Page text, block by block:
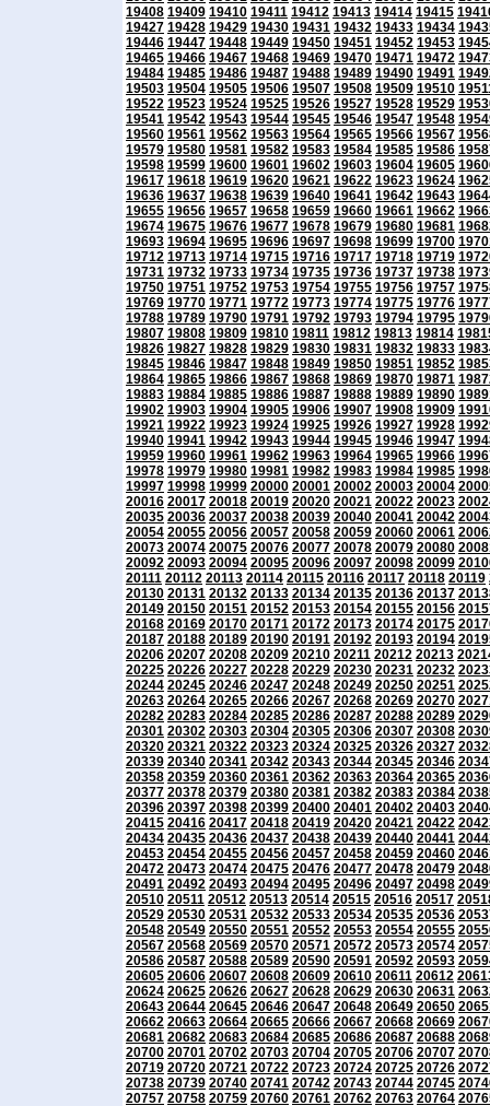
19408 19409 19410 19411 19412 19413 19414 19415
19427 19428 19429 19430 19431 19432 19433 19434
19446 19447 19448 19449 19450 19451 19452 19453
19465 19466 19467 19468 19469 19470 19471 19472
19484 19485 19486 19487 19488 19489 19490 19491
19503 19504 19505 19506 19507 19508 19509 19510
19522 19523 19524 19525 19526 19527 19528 19529
19541 19542 19543 19544 19545 19546 19547 19548
19560 19561 19562 19563 19564 19565 19566 19567
19579 19580 19581 19582 19583 19584 19585 19586
19598 19599 19600 19601 19602 19603 19604 19605
19617 19618 19619 19620 19621 19622 19623 19624
19636 19637 19638 19639 19640 19641 19642 19643
19655 19656 19657 19658 19659 19660 19661 19662
19674 19675 19676 19677 19678 19679 19680 19681
19693 19694 19695 19696 19697 19698 19699 19700
19712 19713 19714 19715 19716 19717 19718 19719
19731 19732 19733 19734 19735 19736 19737 19738
19750 19751 19752 19753 19754 19755 19756 19757
19769 19770 19771 19772 19773 19774 19775 19776
19788 19789 19790 19791 19792 19793 19794 19795
19807 19808 19809 19810 19811 19812 19813 19814
19826 19827 19828 19829 19830 19831 19832 19833
19845 19846 19847 19848 19849 19850 19851 19852
19864 19865 19866 19867 19868 19869 19870 19871
19883 19884 19885 19886 19887 19888 19889 19890
19902 19903 19904 19905 19906 19907 19908 19909
19921 19922 19923 19924 19925 19926 19927 19928
19940 19941 19942 19943 19944 19945 19946 19947
19959 19960 19961 19962 19963 19964 19965 19966
19978 19979 19980 19981 19982 19983 19984 19985
19997 19998 19999 20000 20001 20002 20003 20004
20016 20017 20018 20019 20020 20021 20022 20023
20035 20036 20037 20038 20039 20040 20041 20042
20054 20055 20056 20057 20058 20059 20060 20061
20073 20074 20075 20076 20077 20078 20079 20080
20092 20093 20094 20095 20096 20097 20098 20099
20111 20112 20113 20114 20115 20116 20117 20118 20119
20130 20131 20132 20133 20134 20135 20136 20137
20149 20150 20151 20152 20153 20154 20155 20156
20168 20169 20170 20171 20172 20173 20174 20175
20187 20188 20189 20190 20191 20192 20193 20194
20206 20207 20208 20209 20210 20211 20212 20213
20225 20226 20227 20228 20229 20230 20231 20232
20244 20245 20246 20247 20248 20249 20250 20251
20263 20264 20265 20266 20267 20268 20269 20270
20282 20283 20284 20285 20286 20287 20288 20289
20301 20302 20303 20304 20305 20306 20307 20308
20320 20321 20322 20323 20324 20325 20326 20327
20339 20340 20341 20342 20343 20344 20345 20346
20358 20359 20360 20361 20362 20363 20364 20365
20377 20378 20379 20380 20381 20382 20383 20384
20396 20397 20398 20399 20400 20401 20402 20403
20415 20416 20417 20418 20419 20420 20421 20422
20434 20435 20436 20437 20438 20439 20440 20441
20453 20454 20455 20456 20457 20458 20459 20460
20472 20473 20474 20475 20476 20477 20478 20479
20491 20492 20493 20494 20495 20496 20497 20498
20510 20511 20512 20513 20514 20515 20516 20517
20529 20530 20531 20532 20533 20534 20535 20536
20548 20549 20550 20551 20552 20553 20554 20555
20567 20568 20569 20570 20571 20572 20573 20574
20586 20587 20588 20589 20590 20591 20592 20593
20605 20606 20607 20608 20609 20610 20611 20612
20624 20625 20626 20627 20628 20629 20630 20631
20643 20644 20645 20646 20647 20648 20649 20650
20662 20663 20664 20665 20666 20667 20668 20669
20681 20682 20683 20684 20685 20686 20687 20688
20700 20701 20702 20703 20704 20705 20706 20707
20719 20720 20721 20722 20723 20724 20725 20726
20738 20739 20740 20741 20742 20743 20744 20745
20757 20758 20759 20760 20761 20762 20763 20764